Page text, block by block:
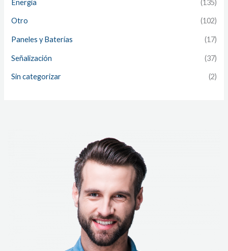
Energía (135)
Otro (102)
Paneles y Baterías (17)
Señalización (37)
Sin categorizar (2)